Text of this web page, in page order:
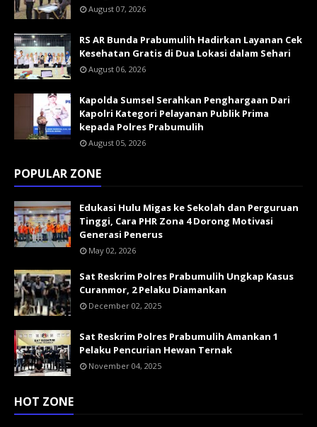
August 07, 2026
RS AR Bunda Prabumulih Hadirkan Layanan Cek
Kesehatan Gratis di Dua Lokasi dalam Sehari
August 06, 2026
Kapolda Sumsel Serahkan Penghargaan Dari
Kapolri Kategori Pelayanan Publik Prima
kepada Polres Prabumulih
August 05, 2026
POPULAR ZONE
Edukasi Hulu Migas ke Sekolah dan Perguruan
Tinggi, Cara PHR Zona 4 Dorong Motivasi
Generasi Penerus
May 02, 2026
Sat Reskrim Polres Prabumulih Ungkap Kasus
Curanmor, 2 Pelaku Diamankan
December 02, 2025
Sat Reskrim Polres Prabumulih Amankan 1
Pelaku Pencurian Hewan Ternak
November 04, 2025
HOT ZONE